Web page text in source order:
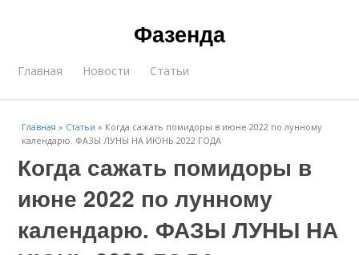
Фазенда
Главная Новости Статьи
Главная » Статьи » Когда сажать помидоры в июне 2022 по лунному
календарю. ФАЗЫ ЛУНЫ НА ИЮНЬ 2022 ГОДА
Когда сажать помидоры в
июне 2022 по лунному
календарю. ФАЗЫ ЛУНЫ НА